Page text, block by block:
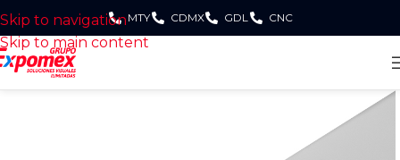
Skip to navigation
Skip to main content
MTY CDMX GDL CNC